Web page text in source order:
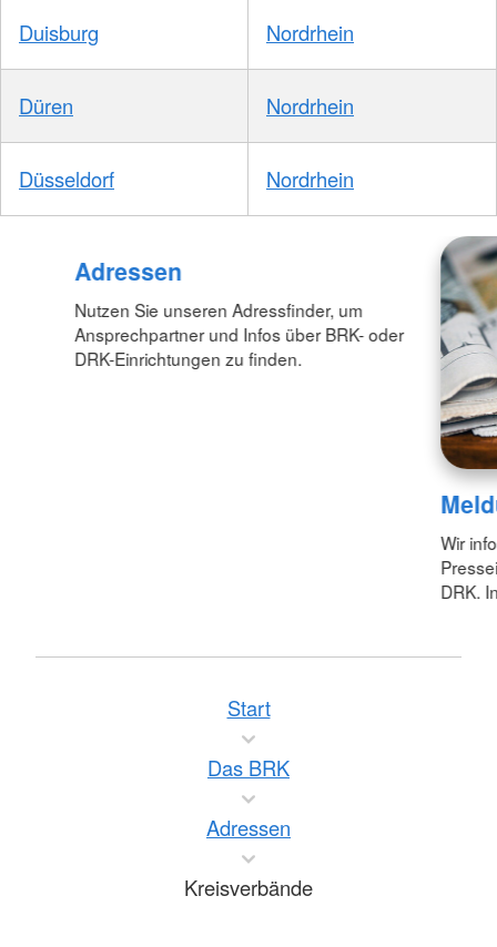
Duisburg Nordrhein
Düren Nordrhein
Düsseldorf Nordrhein
Adressen
Nutzen Sie unseren Adressfinder, um
Ansprechpartner und Infos über BRK- oder
DRK-Einrichtungen zu finden.
Wir
DRK.
Start
Das BRK
Adressen
Kreisverbände